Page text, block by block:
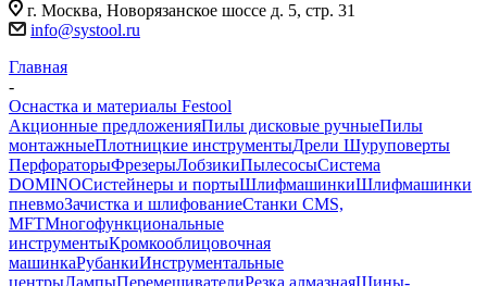
г. Москва, Новорязанское шоссе д. 5, стр. 31
info@systool.ru
Главная
-
Оснастка и материалы Festool
Акционные предложенияПилы дисковые ручныеПилы
монтажныеПлотницкие инструментыДрели Шуруповерты
ПерфораторыФрезерыЛобзикиПылесосыСистема
DOMINOСистейнеры и портыШлифмашинкиШлифмашинки
пневмоЗачистка и шлифованиеСтанки CMS,
MFTМногофункциональные
инструментыКромкооблицовочная
машинкаРубанкиИнструментальные
центрыЛампыПеремешивателиРезка алмазнаяШины-